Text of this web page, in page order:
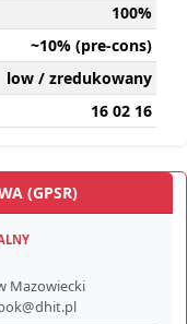
100%
~10% (pre-cons)
low / zredukowany
16 02 16
(GPSR)
Mazowiecki